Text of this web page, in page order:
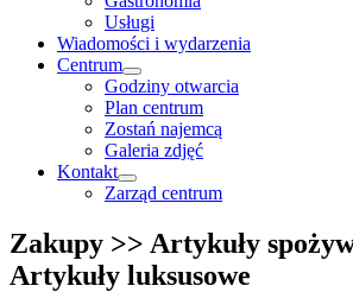
Usługi
Wiadomości i wydarzenia
Centrum
Godziny otwarcia
Plan centrum
Zostań najemcą
Galeria zdjęć
Kontakt
Zarząd centrum
Zakupy >> Artykuły
Artykuły luksusowe